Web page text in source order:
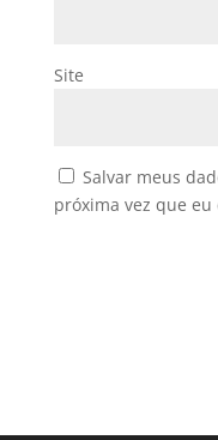
Site
Salvar meus
próxima vez que eu